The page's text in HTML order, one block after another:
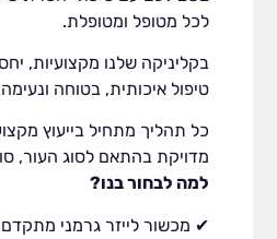
לכל מטופל ומטופלת.
בקליניקה שלנו מקצועיות,
טיפול איכותית, בטוחה
כל תהליך מתחיל בייעוץ
מדויקת בהתאם לסוג העור,
למה לבחור בנו?
✔ מכשור לייזר גרמני